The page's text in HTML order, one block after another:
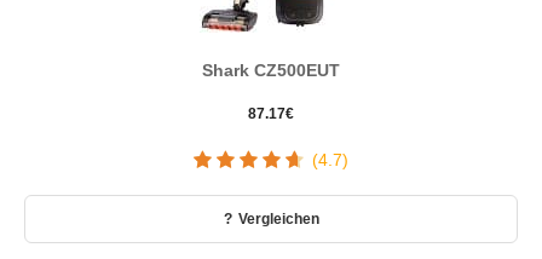
Shark CZ500EUT
87.17€
(4.7)
Vergleichen